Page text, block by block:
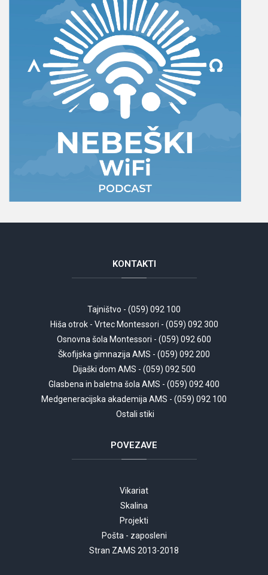
KONTAKTI
Tajništvo - (059) 092 100
Hiša otrok - Vrtec Montessori - (059) 092 300
Osnovna šola Montessori - (059) 092 600
Škofijska gimnazija AMS - (059) 092 200
Dijaški dom AMS - (059) 092 500
Glasbena in baletna šola AMS - (059) 092 400
Medgeneracijska akademija AMS - (059) 092 100
Ostali stiki
POVEZAVE
Vikariat
Skalina
Projekti
Pošta - zaposleni
Stran ZAMS 2013-2018